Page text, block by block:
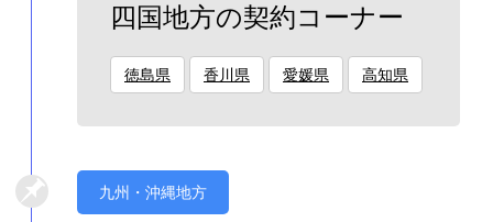
四国地方の契約コーナー
徳島県 香川県 愛媛県 高知県
九州・沖縄地方